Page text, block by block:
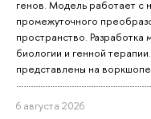
генов. Модель работает с
промежуточного
пространство. Разработка
биологии и генной
представлены на
6 августа 2026